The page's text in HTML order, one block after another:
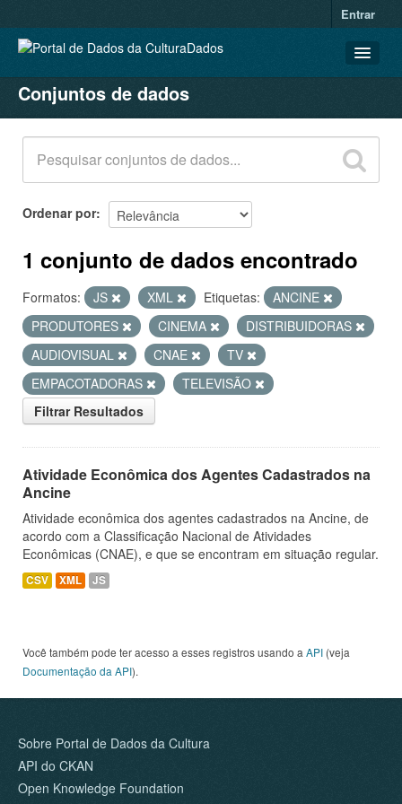
Entrar
CONJUNTOS DE DADOS
ORGANIZAÇÕES
GRUPOS
SOBRE
Conjuntos de dados
Ordenar por
1 conjunto de dados encontrado
Formatos: JS XML Etiquetas:
ANCINE
PRODUTORES
CINEMA
DISTRIBUIDORAS
AUDIOVISUAL
CNAE
TV
EMPACOTADORAS
TELEVISÃO
Filtrar Resultados
Atividade Econômica dos Agentes Cadastrados na
Ancine
Atividade econômica dos agentes cadastrados na Ancine, de
acordo com a Classificação Nacional de Atividades
Econômicas (CNAE), e que se encontram em situação regular.
CSV XML JS
Você também pode ter acesso a esses registros usando a API (veja
Documentação da API).
Sobre Portal de Dados da Cultura
API do CKAN
Open Knowledge Foundation